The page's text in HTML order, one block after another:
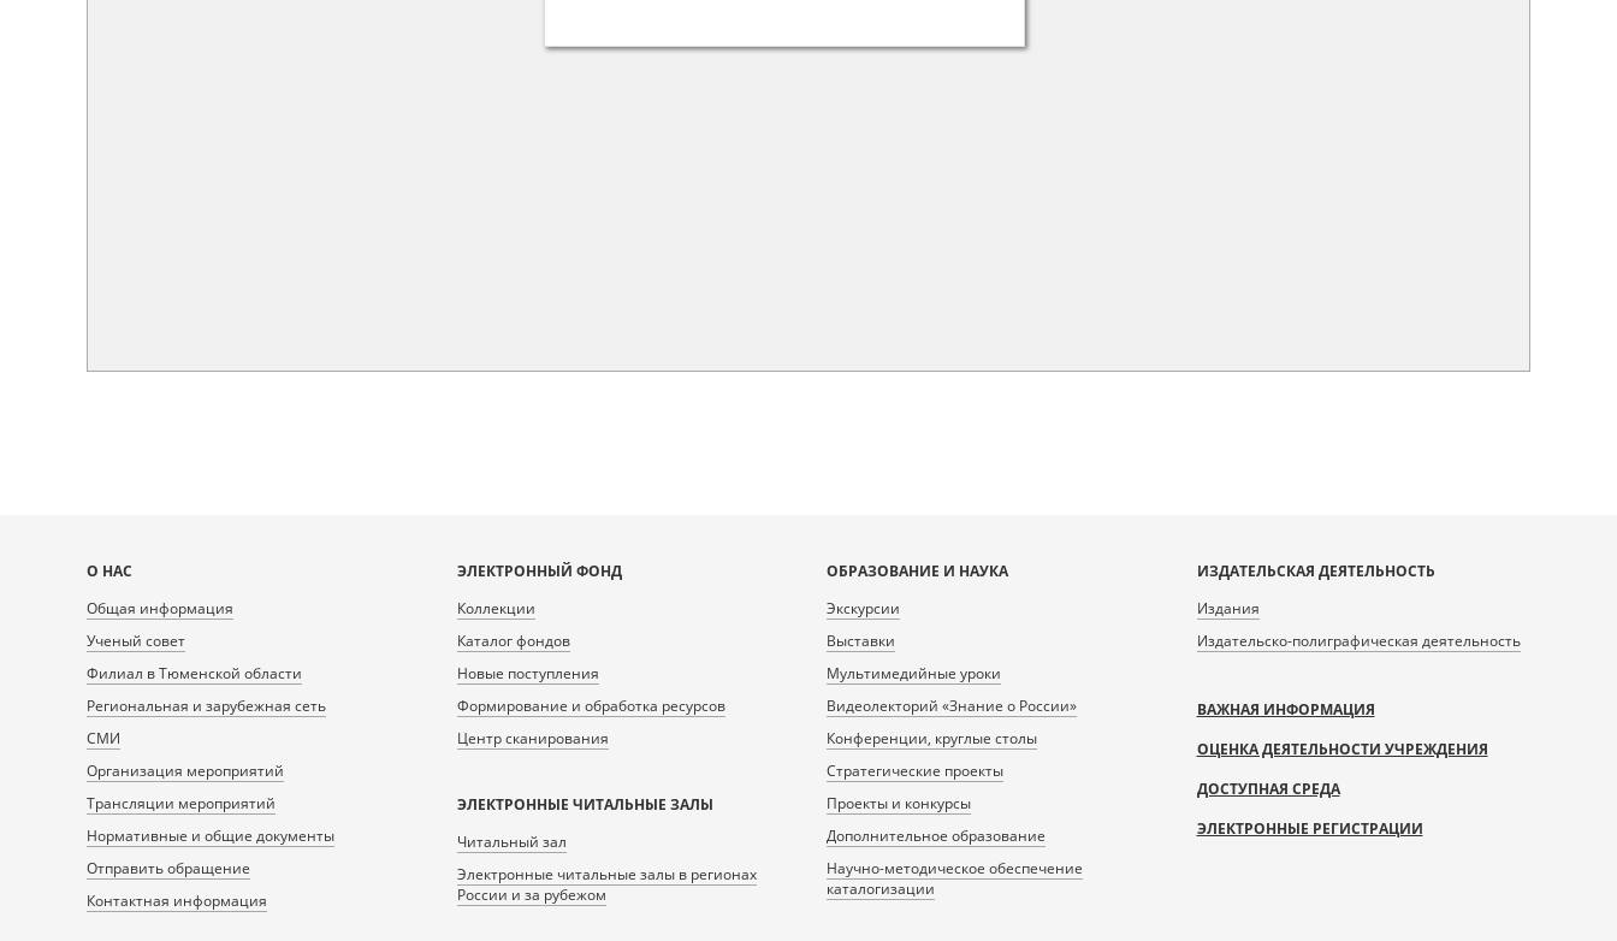
Карта
сайта
О НАС
Общая информация
Ученый совет
Филиал в Тюменской области
Региональная и зарубежная сеть
СМИ
Организация мероприятий
Трансляции мероприятий
Нормативные и общие документы
Отправить обращение
Контактная информация
ЭЛЕКТРОННЫЙ ФОНД
Коллекции
Каталог фондов
Новые поступления
Формирование и обработка ресурсов
Центр сканирования
ЭЛЕКТРОННЫЕ ЧИТАЛЬНЫЕ ЗАЛЫ
Читальный зал
Электронные читальные залы в регионах
России и за рубежом
ОБРАЗОВАНИЕ И НАУКА
Экскурсии
Выставки
Мультимедийные уроки
Видеолекторий «Знание о России»
Конференции, круглые столы
Стратегические проекты
Проекты и конкурсы
Дополнительное образование
Научно-методическое обеспечение
каталогизации
ИЗДАТЕЛЬСКАЯ ДЕЯТЕЛЬНОСТЬ
Издания
Издательско-полиграфическая деятельность
ВАЖНАЯ ИНФОРМАЦИЯ
ОЦЕНКА ДЕЯТЕЛЬНОСТИ УЧРЕЖДЕНИЯ
ДОСТУПНАЯ СРЕДА
ЭЛЕКТРОННЫЕ РЕГИСТРАЦИИ